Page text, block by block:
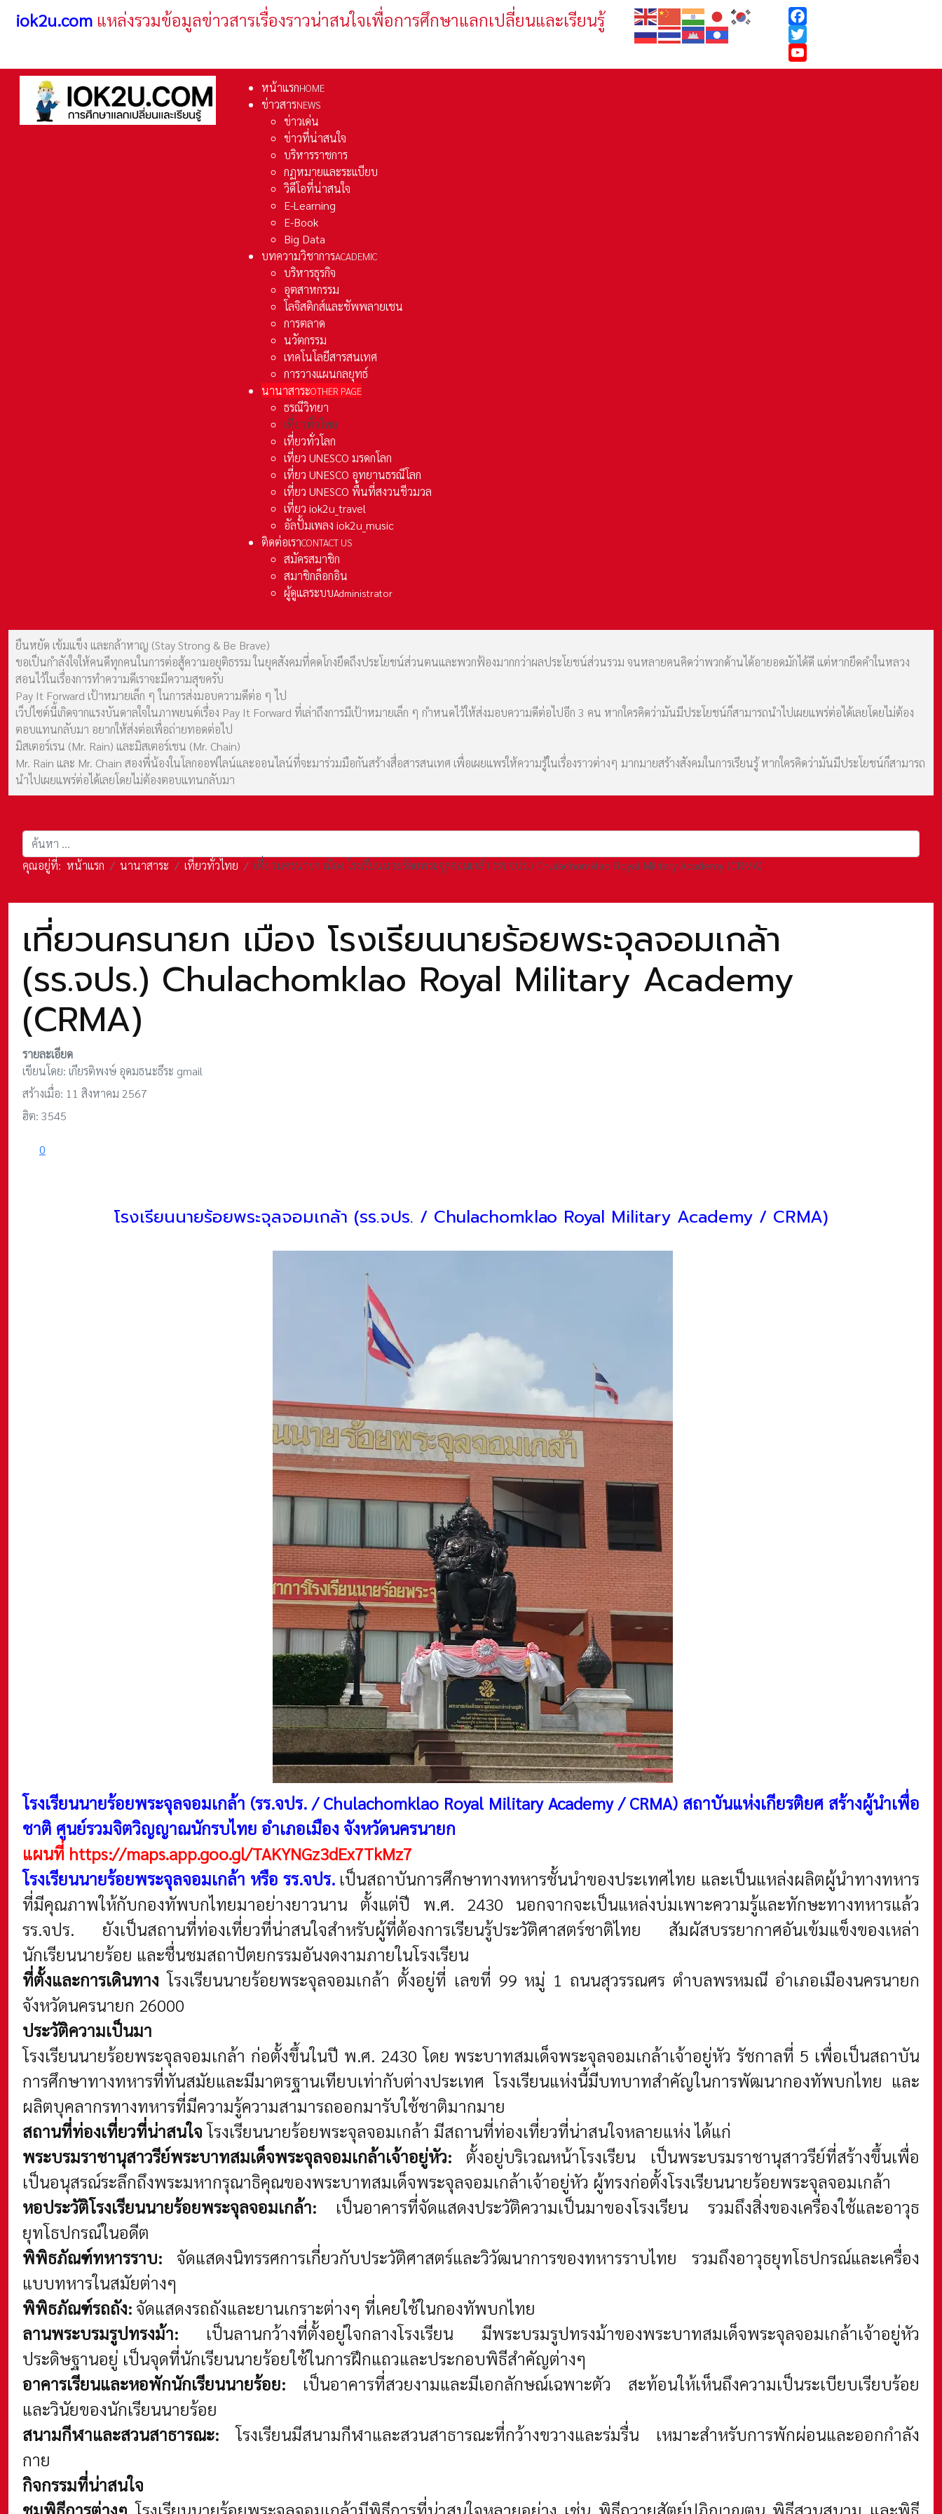
iok2u.com แหล่งรวมข้อมูลข่าวสารเรื่องราวน่าสนใจเพื่อการศึกษาแลกเปลี่ยนและเรียนรู้
Facebook
Twitter
YouTube
หน้าแรกHOME
ข่าวสารNEWS
ข่าวเด่น
ข่าวที่น่าสนใจ
บริหารราชการ
กฏหมายและระเเบียบ
วิดีโอที่น่าสนใจ
E-Learning
E-Book
Big Data
บทความวิชาการACADEMIC
บริหารธุรกิจ
อุตสาหกรรม
โลจิสติกส์และชัพพลายเชน
การตลาด
นวัตกรรม
เทคโนโลยีสารสนเทศ
การวางแผนกลยุทธ์
นานาสาระOTHER PAGE
ธรณีวิทยา
เที่ยวทั่วไทย
เที่ยวทั่วโลก
เที่ยว UNESCO มรดกโลก
เที่ยว UNESCO อุทยานธรณีโลก
เที่ยว UNESCO พื้นที่สงวนชีวมวล
เที่ยว iok2u_travel
อัลปั้มเพลง iok2u_music
ติดต่อเราCONTACT US
สมัครสมาชิก
สมาชิกล็อกอิน
ผู้ดูแลระบบAdministrator
ยืนหยัด เข้มแข็ง และกล้าหาญ (Stay Strong & Be Brave)
ขอเป็นกำลังใจให้คนดีทุกคนในการต่อสู้ความอยุติธรรม ในยุคสังคมที่คดโกงยึดถึงประโยชน์ส่วนตนและพวกฟ้องมากกว่าผลประโยชน์ส่วนรวม จนหลายคนคิดว่าพวกด้านได้อายอดมักได้ดี แต่หากยึดคำในหลวง
สอนไว้ในเรื่องการทำความดีเราจะมีความสุขครับ
Pay It Forward เป้าหมายเล็ก ๆ ในการส่งมอบความดีต่อ ๆ ไป
เว็ปไซต์นี้เกิดจากแรงบันดาลใจในภาพยนต์เรื่อง Pay It Forward ที่เล่าถึงการมีเป้าหมายเล็ก ๆ กำหนดไว้ให้ส่งมอบความดีต่อไปอีก 3 คน หากใครคิดว่ามันมีประโยชน์ก็สามารถนำไปเผยแพร่ต่อได้เลยโดยไม่ต้อง
ตอบแทนกลับมา อยากให้ส่งต่อเพื่อถ่ายทอดต่อไป
มิสเตอร์เรน (Mr. Rain) และมิสเตอร์เชน (Mr. Chain)
Mr. Rain และ Mr. Chain สองพี่น้องในโลกออฟไลน์และออนไลน์ที่จะมาร่วมมือกันสร้างสื่อสารสนเทศ เพื่อเผยแพร่ให้ความรู้ในเรื่องราวต่างๆ มากมายสร้างสังคมในการเรียนรู้ หากใครคิดว่ามันมีประโยชน์ก็สามารถ
นำไปเผยแพร่ต่อได้เลยโดยไม่ต้องตอบแทนกลับมา
การค้นหา
คุณอยู่ที่: หน้าแรก นานาสาระ เที่ยวทั่วไทย เที่ยวนครนายก เมือง โรงเรียนนายร้อยพระจุลจอมเกล้า (รร.จปร.) Chulachomklao Royal Military Academy (CRMA)
เที่ยวนครนายก เมือง โรงเรียนนายร้อยพระจุลจอมเกล้า
(รร.จปร.) Chulachomklao Royal Military Academy
(CRMA)
รายละเอียด
เขียนโดย: เกียรติพงษ์ อุดมธนะธีระ gmail
สร้างเมื่อ: 11 สิงหาคม 2567
ฮิต: 3545
0
โรงเรียนนายร้อยพระจุลจอมเกล้า (รร.จปร. / Chulachomklao Royal Military Academy / CRMA)
โรงเรียนนายร้อยพระจุลจอมเกล้า (รร.จปร. / Chulachomklao Royal Military Academy / CRMA) สถาบันแห่งเกียรติยศ สร้างผู้นำเพื่อ
ชาติ ศูนย์รวมจิตวิญญาณนักรบไทย อำเภอเมือง จังหวัดนครนายก
แผนที่ https://maps.app.goo.gl/TAKYNGz3dEx7TkMz7
โรงเรียนนายร้อยพระจุลจอมเกล้า หรือ รร.จปร. เป็นสถาบันการศึกษาทางทหารชั้นนำของประเทศไทย และเป็นแหล่งผลิตผู้นำทางทหาร
ที่มีคุณภาพให้กับกองทัพบกไทยมาอย่างยาวนาน ตั้งแต่ปี พ.ศ. 2430 นอกจากจะเป็นแหล่งบ่มเพาะความรู้และทักษะทางทหารแล้ว
รร.จปร. ยังเป็นสถานที่ท่องเที่ยวที่น่าสนใจสำหรับผู้ที่ต้องการเรียนรู้ประวัติศาสตร์ชาติไทย สัมผัสบรรยากาศอันเข้มแข็งของเหล่า
นักเรียนนายร้อย และชื่นชมสถาปัตยกรรมอันงดงามภายในโรงเรียน
ที่ตั้งและการเดินทางโรงเรียนนายร้อยพระจุลจอมเกล้า ตั้งอยู่ที่ เลขที่ 99 หมู่ 1 ถนนสุวรรณศร ตำบลพรหมณี อำเภอเมืองนครนายก
จังหวัดนครนายก 26000
ประวัติความเป็นมา
โรงเรียนนายร้อยพระจุลจอมเกล้า ก่อตั้งขึ้นในปี พ.ศ. 2430 โดย พระบาทสมเด็จพระจุลจอมเกล้าเจ้าอยู่หัว รัชกาลที่ 5 เพื่อเป็นสถาบัน
การศึกษาทางทหารที่ทันสมัยและมีมาตรฐานเทียบเท่ากับต่างประเทศ โรงเรียนแห่งนี้มีบทบาทสำคัญในการพัฒนากองทัพบกไทย และ
ผลิตบุคลากรทางทหารที่มีความรู้ความสามารถออกมารับใช้ชาติมากมาย
สถานที่ท่องเที่ยวที่น่าสนใจโรงเรียนนายร้อยพระจุลจอมเกล้า มีสถานที่ท่องเที่ยวที่น่าสนใจหลายแห่ง ได้แก่
พระบรมราชานุสาวรีย์พระบาทสมเด็จพระจุลจอมเกล้าเจ้าอยู่หัว: ตั้งอยู่บริเวณหน้าโรงเรียน เป็นพระบรมราชานุสาวรีย์ที่สร้างขึ้นเพื่อ
เป็นอนุสรณ์ระลึกถึงพระมหากรุณาธิคุณของพระบาทสมเด็จพระจุลจอมเกล้าเจ้าอยู่หัว ผู้ทรงก่อตั้งโรงเรียนนายร้อยพระจุลจอมเกล้า
หอประวัติโรงเรียนนายร้อยพระจุลจอมเกล้า: เป็นอาคารที่จัดแสดงประวัติความเป็นมาของโรงเรียน รวมถึงสิ่งของเครื่องใช้และอาวุธ
ยุทโธปกรณ์ในอดีต
พิพิธภัณฑ์ทหารราบ: จัดแสดงนิทรรศการเกี่ยวกับประวัติศาสตร์และวิวัฒนาการของทหารราบไทย รวมถึงอาวุธยุทโธปกรณ์และเครื่อง
แบบทหารในสมัยต่างๆ
พิพิธภัณฑ์รถถัง:จัดแสดงรถถังและยานเกราะต่างๆ ที่เคยใช้ในกองทัพบกไทย
ลานพระบรมรูปทรงม้า: เป็นลานกว้างที่ตั้งอยู่ใจกลางโรงเรียน มีพระบรมรูปทรงม้าของพระบาทสมเด็จพระจุลจอมเกล้าเจ้าอยู่หัว
ประดิษฐานอยู่ เป็นจุดที่นักเรียนนายร้อยใช้ในการฝึกแถวและประกอบพิธีสำคัญต่างๆ
อาคารเรียนและหอพักนักเรียนนายร้อย: เป็นอาคารที่สวยงามและมีเอกลักษณ์เฉพาะตัว สะท้อนให้เห็นถึงความเป็นระเบียบเรียบร้อย
และวินัยของนักเรียนนายร้อย
สนามกีฬาและสวนสาธารณะ: โรงเรียนมีสนามกีฬาและสวนสาธารณะที่กว้างขวางและร่มรื่น เหมาะสำหรับการพักผ่อนและออกกำลัง
กาย
กิจกรรมที่น่าสนใจ